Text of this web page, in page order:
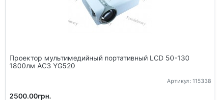
Проектор мультимедийный портативный LCD 50-130
1800лм AC3 YG520
Артикул: 115338
2500.00грн.